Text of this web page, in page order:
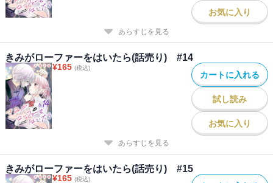
お気に入り
あらすじを見る
きみがローファーをはいたら(話売り) #14
¥165 (税込)
カートに入れる
試し読み
お気に入り
あらすじを見る
きみがローファーをはいたら(話売り) #15
¥165 (税込)